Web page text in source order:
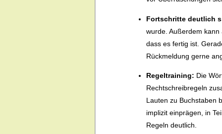
Fortschritte deutlich
wurde. Außerdem
dass es fertig ist.
Rückmeldung gerne
Regeltraining: Die
Rechtschreibregeln
Lauten zu Buchstaben
implizit einprägen, in
Regeln deutlich.